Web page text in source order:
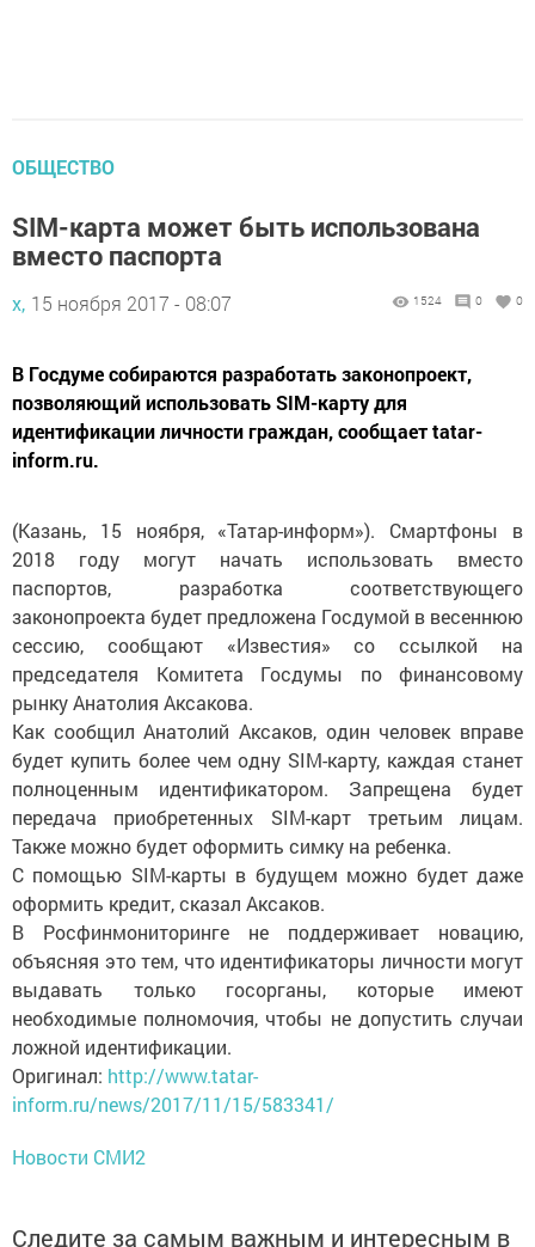
ОБЩЕСТВО
SIM-карта может быть использована
вместо паспорта
х, 15 ноября 2017 - 08:07 1524 0 0
В Госдуме собираются разработать законопроект,
позволяющий использовать SIM-карту для
идентификации личности граждан, сообщает tatar-
inform.ru.
(Казань, 15 ноября, «Татар-информ»). Смартфоны в
2018 году могут начать использовать вместо
паспортов, разработка соответствующего
законопроекта будет предложена Госдумой в весеннюю
сессию, сообщают «Известия» со ссылкой на
председателя Комитета Госдумы по финансовому
рынку Анатолия Аксакова.
Как сообщил Анатолий Аксаков, один человек вправе
будет купить более чем одну SIM-карту, каждая станет
полноценным идентификатором. Запрещена будет
передача приобретенных SIM-карт третьим лицам.
Также можно будет оформить симку на ребенка.
С помощью SIM-карты в будущем можно будет даже
оформить кредит, сказал Аксаков.
В Росфинмониторинге не поддерживает новацию,
объясняя это тем, что идентификаторы личности могут
выдавать только госорганы, которые имеют
необходимые полномочия, чтобы не допустить случаи
ложной идентификации.
Оригинал: http://www.tatar-
inform.ru/news/2017/11/15/583341/
Новости СМИ2
Следите за самым важным и интересным в